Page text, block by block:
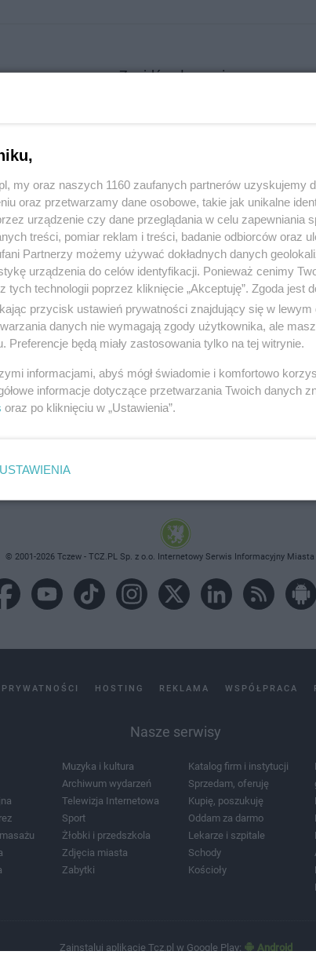
Znajdź ogłoszenie
ogłoszenie nie istnieje lub nie jest jeszcze
© 2001-2026 Tczew - TCZ.PL Sp. z o.o. Internetowy Serwis Informacyjny Miasta
HOSTING REKLAMA WSPÓŁPRACA
Nasze serwisy
Muzyka i kultura
Archiwum wydarzeń
Telewizja Internetowa
Sport
Żłobki i przedszkola
Zdjęcia miasta
Zabytki
Katalog firm i instytucji
Sprzedam, oferuję
Kupię, poszukuję
Oddam za darmo
Lekarze i szpitale
Schody
Kościoły
Zainstaluj aplikację Tcz.pl w Google Play: Android
my oraz naszych 1160 zaufanych partnerów uzyskujemy
oraz przetwarzamy dane osobowe, takie jak unikalne
urządzenie czy dane przeglądania w celu zapewniania
treści, pomiar reklam i treści, badanie odbiorców oraz
Partnerzy możemy używać dokładnych danych
urządzenia do celów identyfikacji. Ponieważ cenimy
tych technologii poprzez kliknięcie „Akceptuję”. Zgoda jest
przycisk ustawień prywatności znajdujący się w lewym
danych nie wymagają zgody użytkownika, ale
Preferencje będą miały zastosowania tylko na tej witrynie.
informacjami, abyś mógł świadomie i komfortowo
informacje dotyczące przetwarzania Twoich danych
oraz po kliknięciu w „Ustawienia”.
USTAWIENIA